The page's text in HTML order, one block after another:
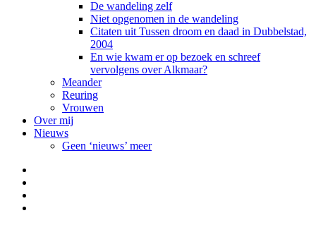
De wandeling zelf
Niet opgenomen in de wandeling
Citaten uit Tussen droom en daad in Dubbelstad,
2004
En wie kwam er op bezoek en schreef
vervolgens over Alkmaar?
Meander
Reuring
Vrouwen
Over mij
Nieuws
Geen ‘nieuws’ meer